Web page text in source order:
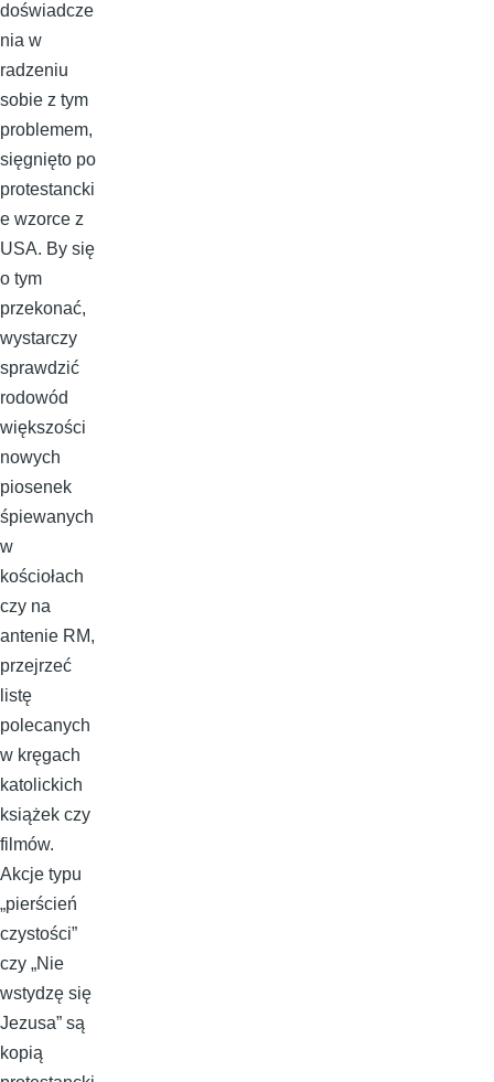
doświadcze
nia w
radzeniu
sobie z tym
problemem,
sięgnięto po
protestancki
e wzorce z
USA. By się
o tym
przekonać,
wystarczy
sprawdzić
rodowód
większości
nowych
piosenek
śpiewanych
w
kościołach
czy na
antenie RM,
przejrzeć
listę
polecanych
w kręgach
katolickich
książek czy
filmów.
Akcje typu
„pierścień
czystości”
czy „Nie
wstydzę się
Jezusa” są
kopią